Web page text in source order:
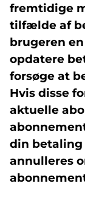
fremtidige
tilfælde af
brugeren
opdatere
forsøge at
Hvis disse
aktuelle
din betaling
annulleres